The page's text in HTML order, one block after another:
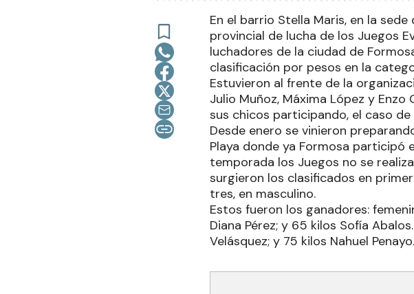
En el barrio Stella Maris, en la
provincial de lucha de los Juegos
luchadores de la ciudad de
clasificación por pesos en la
Estuvieron al frente de la
Julio Muñoz, Máxima López y
sus chicos participando, el caso
Desde enero se vinieron
Playa donde ya Formosa participó
temporada los Juegos no se
surgieron los clasificados en
tres, en masculino.
Estos fueron los ganadores:
Diana Pérez; y 65 kilos Sofía
Velásquez; y 75 kilos Nahuel Penayo.